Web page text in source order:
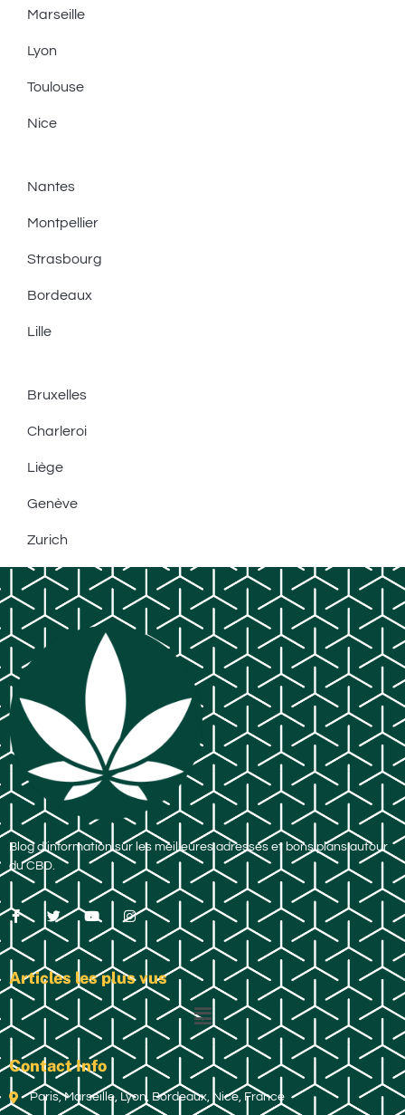
Marseille
Lyon
Toulouse
Nice
Nantes
Montpellier
Strasbourg
Bordeaux
Lille
Bruxelles
Charleroi
Liège
Genève
Zurich
Blog d’information sur les meilleures adresses et bons plans autour
du CBD.
Articles les plus vus
Contact Info
Paris, Marseille, Lyon, Bordeaux, Nice, France